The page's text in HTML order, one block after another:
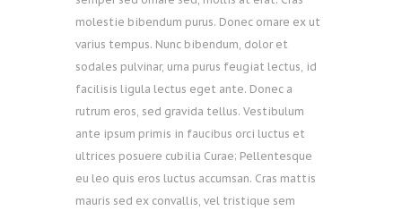
molestie bibendum purus. Donec ornare ex ut
varius tempus. Nunc bibendum, dolor et
sodales pulvinar, urna purus feugiat lectus, id
facilisis ligula lectus eget ante. Donec a
rutrum eros, sed gravida tellus. Vestibulum
ante ipsum primis in faucibus orci luctus et
ultrices posuere cubilia Curae; Pellentesque
eu leo quis eros luctus accumsan. Cras mattis
mauris sed ex convallis, vel tristique sem